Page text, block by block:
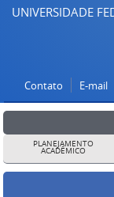
UNIVERSIDADE
Contato E-mail
PLANEJAMENTO
ACADÊMICO